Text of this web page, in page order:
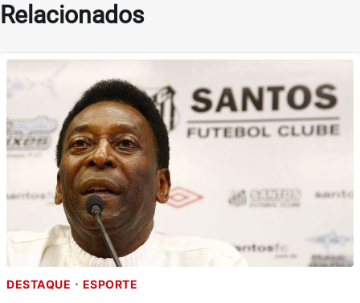
Relacionados
DESTAQUE ESPORTE